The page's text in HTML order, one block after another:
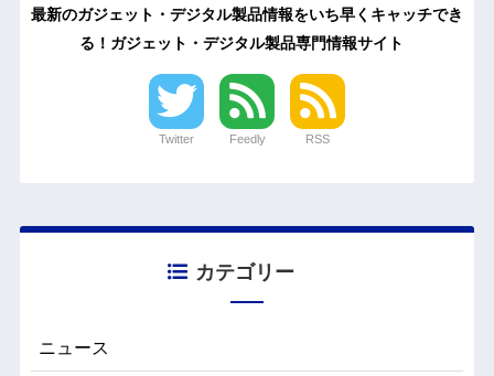
最新のガジェット・デジタル製品情報をいち早くキャッチでき
る！ガジェット・デジタル製品専門情報サイト
Twitter Feedly RSS
カテゴリー
ニュース